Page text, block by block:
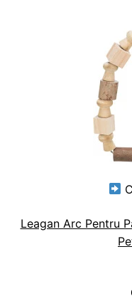
Leagan Arc Pentru